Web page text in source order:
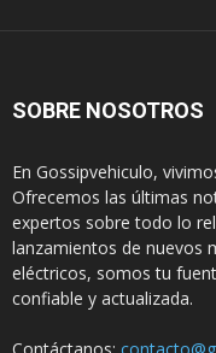
SOBRE NOSOTROS
En Gossipvehiculo,
Ofrecemos las últimas
expertos sobre todo lo
lanzamientos de nuevos
eléctricos, somos tu
confiable y actualizada.